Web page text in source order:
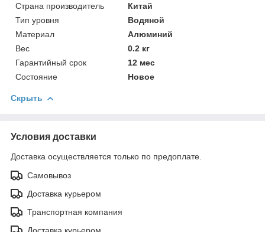
Страна производитель
Китай
Тип уровня
Водяной
Материал
Алюминий
Вес
0.2 кг
Гарантийный срок
12 мес
Состояние
Новое
Скрыть
Условия доставки
Доставка осуществляется только по предоплате.
Самовывоз
Доставка курьером
Транспортная компания
Доставка курьером